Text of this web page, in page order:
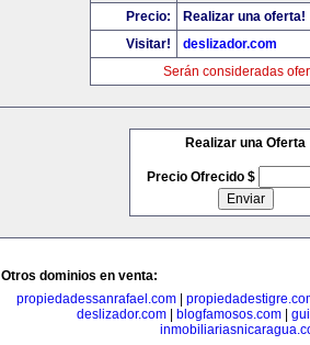
Precio:
Realizar una oferta!
Visitar!
deslizador.com
Serán consideradas
Realizar una Oferta
Precio Ofrecido $
Otros dominios en venta:
propiedadessanrafael.com
deslizador.com| blogfamosos.com|